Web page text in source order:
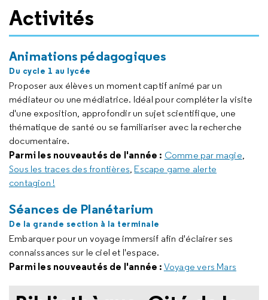
Activités
Animations pédagogiques
Du cycle 1 au lycée
Proposer aux élèves un moment captif animé par un
médiateur ou une médiatrice. Idéal pour compléter la visite
d'une exposition, approfondir un sujet scientifique, une
thématique de santé ou se familiariser avec la recherche
documentaire.
Parmi les nouveautés de l'année : Comme par magie,
Sous les traces des frontières, Escape game alerte
contagion !
Séances de Planétarium
De la grande section à la terminale
Embarquer pour un voyage immersif afin d'éclairer ses
connaissances sur le ciel et l'espace.
Parmi les nouveautés de l'année : Voyage vers Mars